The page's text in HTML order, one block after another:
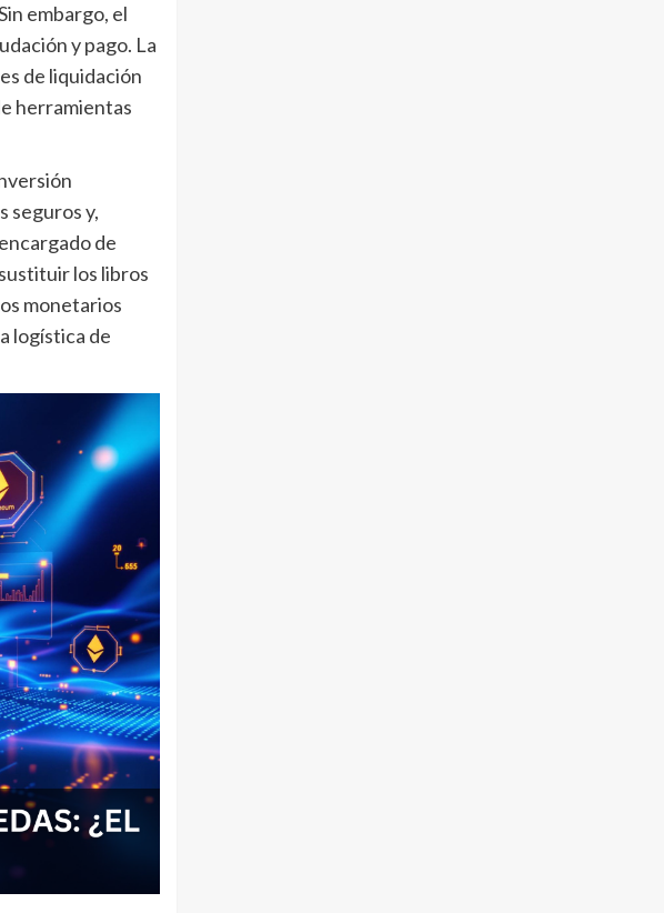
embargo, el
y pago. La
de liquidación
herramientas
seguros y,
de
los libros
monetarios
logística de